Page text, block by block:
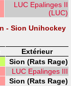
LUC Epalinges II
(LUC)
- Sion Unihockey
Extérieur
Sion (Rats Rage)
LUC Epalinges III
Sion (Rats Rage)